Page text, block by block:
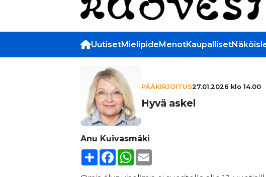
UutisetMielipideMenotKaupalliset
PÄÄKIRJOITUS27.01.2026 klo 14.00
Hyvä askel
Anu Kuivasmäki
Share FacebookWhatsApp